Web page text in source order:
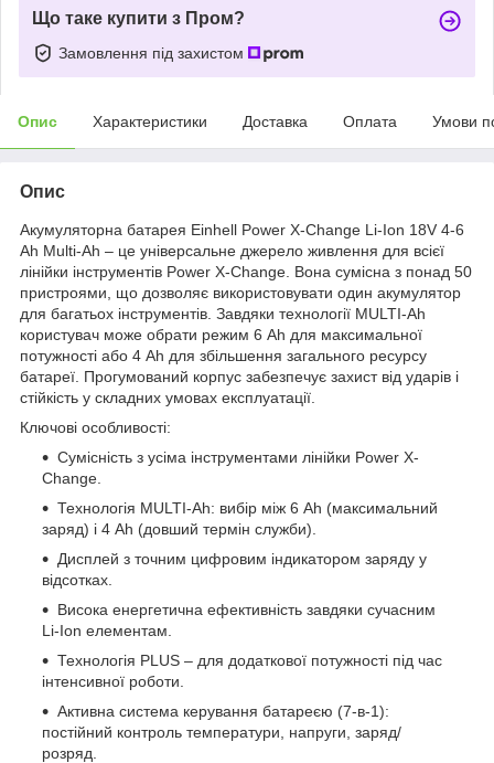
Що таке купити з Пром?
Замовлення під захистом
Опис Характеристики Доставка Оплата Умови
Опис
Акумуляторна батарея Einhell Power X-Change Li-Ion 18V 4-6
Ah Multi-Ah – це універсальне джерело живлення для всієї
лінійки інструментів Power X-Change. Вона сумісна з понад 50
пристроями, що дозволяє використовувати один акумулятор
для багатьох інструментів. Завдяки технології MULTI-Ah
користувач може обрати режим 6 Ah для максимальної
потужності або 4 Ah для збільшення загального ресурсу
батареї. Прогумований корпус забезпечує захист від ударів і
стійкість у складних умовах експлуатації.
Ключові особливості:
Сумісність з усіма інструментами лінійки Power X-
Change.
Технологія MULTI-Ah: вибір між 6 Ah (максимальний
заряд) і 4 Ah (довший термін служби).
Дисплей з точним цифровим індикатором заряду у
відсотках.
Висока енергетична ефективність завдяки сучасним
Li-Ion елементам.
Технологія PLUS – для додаткової потужності під час
інтенсивної роботи.
Активна система керування батареєю (7-в-1):
постійний контроль температури, напруги, заряд/
розряд.